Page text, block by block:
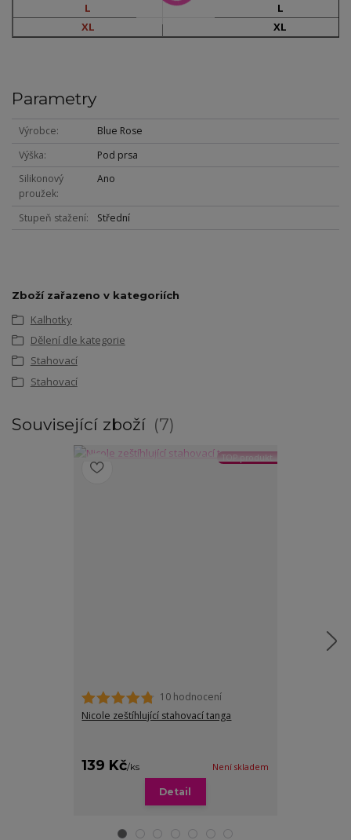
L
L
XL
XL
Parametry
Výrobce
Blue Rose
Výška
Pod prsa
Silikonový
proužek
Ano
Stupeň stažení Střední
Zboží zařazeno v kategoriích
Kalhotky
Dělení dle kategorie
Stahovací
Stahovací
Související zboží 7
TOP produkt
10 hodnocení
Nicole zeštíhlující stahovací tanga
139 Kč/ks Není skladem
Detail